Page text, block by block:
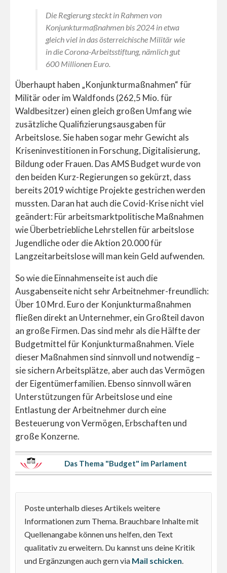
Die Regierung steckt in Rahmen von
Konjunkturmaßnahmen bis 2024 in etwa
gleich viel in das österreichische Militär wie
in die Corona-Arbeitsstiftung, nämlich gut
600 Millionen Euro.
Überhaupt haben „Konjunkturmaßnahmen“ für
Militär oder im Waldfonds (262,5 Mio. für
Waldbesitzer) einen gleich großen Umfang wie
zusätzliche Qualifizierungsausgaben für
Arbeitslose. Sie haben sogar mehr Gewicht als
Kriseninvestitionen in Forschung, Digitalisierung,
Bildung oder Frauen. Das AMS Budget wurde von
den beiden Kurz-Regierungen so gekürzt, dass
bereits 2019 wichtige Projekte gestrichen werden
mussten. Daran hat auch die Covid-Krise nicht viel
geändert: Für arbeitsmarktpolitische Maßnahmen
wie Überbetriebliche Lehrstellen für arbeitslose
Jugendliche oder die Aktion 20.000 für
Langzeitarbeitslose will man kein Geld aufwenden.
So wie die Einnahmenseite ist auch die
Ausgabenseite nicht sehr Arbeitnehmer-freundlich:
Über 10 Mrd. Euro der Konjunkturmaßnahmen
fließen direkt an Unternehmer, ein Großteil davon
an große Firmen. Das sind mehr als die Hälfte der
Budgetmittel für Konjunkturmaßnahmen. Viele
dieser Maßnahmen sind sinnvoll und notwendig –
sie sichern Arbeitsplätze, aber auch das Vermögen
der Eigentümerfamilien. Ebenso sinnvoll wären
Unterstützungen für Arbeitslose und eine
Entlastung der Arbeitnehmer durch eine
Besteuerung von Vermögen, Erbschaften und
große Konzerne.
Das Thema "Budget" im Parlament
Poste unterhalb dieses Artikels weitere
Informationen zum Thema. Brauchbare Inhalte mit
Quellenangabe können uns helfen, den Text
qualitativ zu erweitern. Du kannst uns deine Kritik
und Ergänzungen auch gern via Mail schicken.